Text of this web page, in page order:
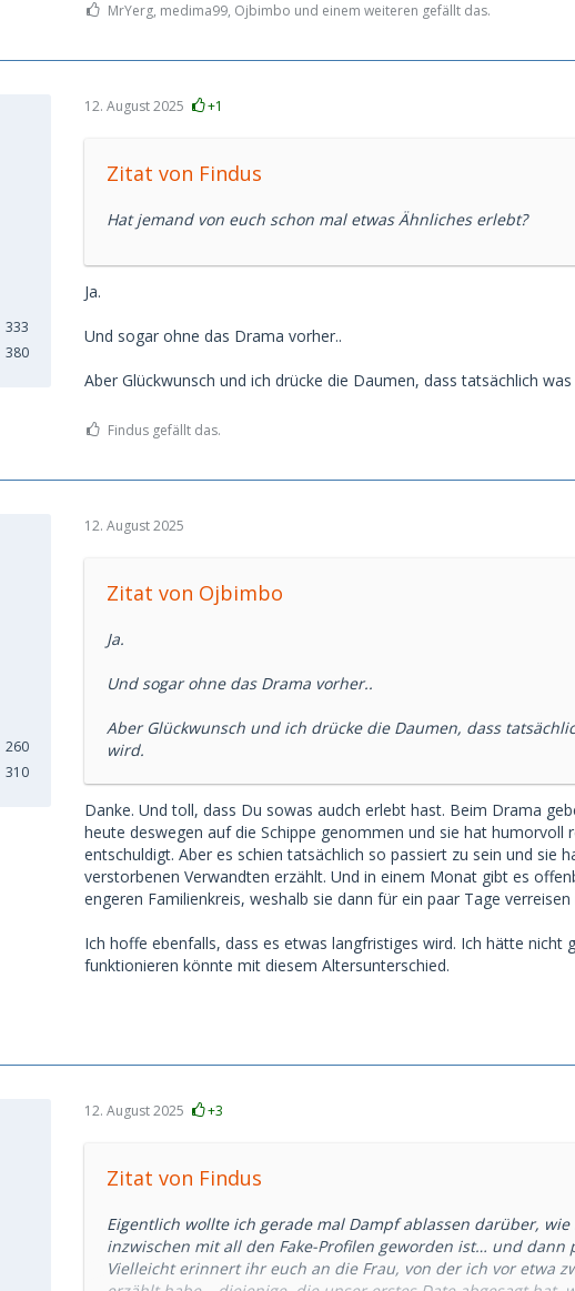
MrYerg, medima99, Ojbimbo und einem weiteren gefällt das.
333
380
12. August 2025 +1
Zitat von Findus
Hat jemand von euch schon mal etwas Ähnliches erlebt?
Ja.
Und sogar ohne das Drama vorher..
Aber Glückwunsch und ich drücke die Daumen, dass tatsächlich
Findus gefällt das.
260
310
12. August 2025
Zitat von Ojbimbo
Ja.
Und sogar ohne das Drama vorher..
Aber Glückwunsch und ich drücke die Daumen, dass
wird.
Danke. Und toll, dass Du sowas audch erlebt hast. Beim Drama
heute deswegen auf die Schippe genommen und sie hat humorvoll
entschuldigt. Aber es schien tatsächlich so passiert zu sein und sie
verstorbenen Verwandten erzählt. Und in einem Monat gibt es
engeren Familienkreis, weshalb sie dann für ein paar Tage verreisen
Ich hoffe ebenfalls, dass es etwas langfristiges wird. Ich hätte nicht
funktionieren könnte mit diesem Altersunterschied.
12. August 2025 +3
Zitat von Findus
Eigentlich wollte ich gerade mal Dampf ablassen darüber, wie
inzwischen mit all den Fake-Profilen geworden ist… und dann
Vielleicht erinnert ihr euch an die Frau, von der ich vor etwa